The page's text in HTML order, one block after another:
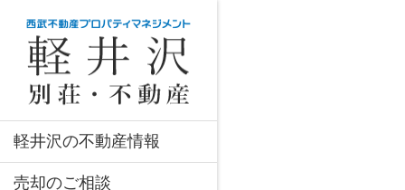
軽井沢の不動産情報
売却のご相談